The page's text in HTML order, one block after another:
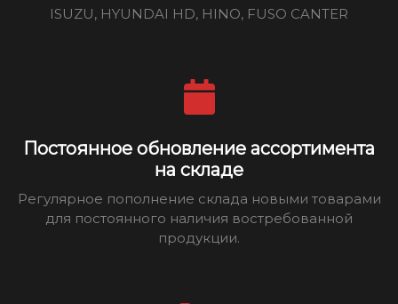
ISUZU, HYUNDAI HD, HINO, FUSO CANTER
Постоянное обновление ассортимента
на складе
Регулярное пополнение склада новыми товарами
для постоянного наличия востребованной
продукции.